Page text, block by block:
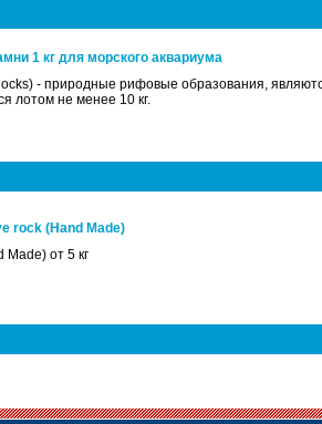
1 кг для морского аквариума
- природные рифовые образования,
лотом не менее 10 кг.
rock (Hand Made)
от 5 кг